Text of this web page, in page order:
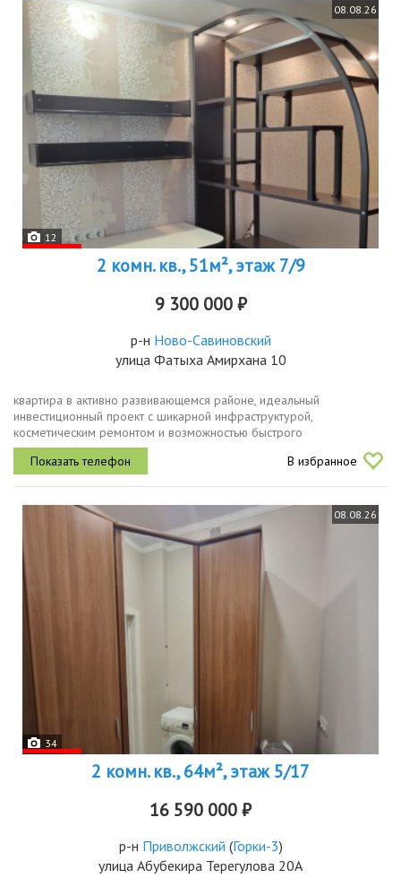
08.08.26
12
2 комн. кв., 51м², этаж 7/9
9 300 000 ₽
р-н Ново-Савиновский
улица Фатыха Амирхана 10
квартира в активно развивающемся районе, идеальный
инвестиционный проект с шикарной инфраструктурой,
косметическим ремонтом и возможностью быстрого
освобождения, один взрослый собственник, полная сумма в
договоре, хороший этаж, большой двор....
В избранное
08.08.26
34
2 комн. кв., 64м², этаж 5/17
16 590 000 ₽
р-н Приволжский (Горки-3)
улица Абубекира Терегулова 20А